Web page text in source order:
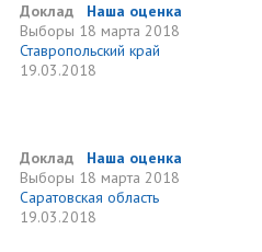
Доклад
Наша оценка
Выборы 18 марта 2018
Ставропольский край
19.03.2018
Доклад
Наша оценка
Выборы 18 марта 2018
Саратовская область
19.03.2018